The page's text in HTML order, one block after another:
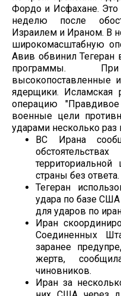
Фордо и Исфахане. Это
неделю после
Израилем и Ираном. В
широкомасштабную
Авив обвинил Тегеран
программы.
высокопоставленные
ядерщики. Исламская
операцию
военные цели
ударами несколько раз
ВС Ирана
территориальной
страны без ответа.
Тегеран
удара по базе
для ударов по
Иран
Соединенных
заранее
жертв,
чиновников.
Иран за